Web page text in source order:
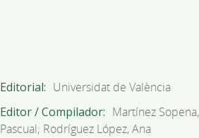
Editorial
Universidat de València
Editor / Compilador
Martínez Sopena,
Pascual; Rodríguez López, Ana